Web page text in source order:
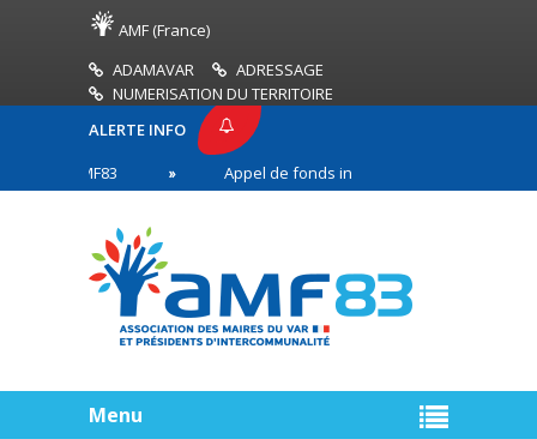
AMF (France)
ADAMAVAR
ADRESSAGE
NUMERISATION DU TERRITOIRE
ALERTE INFO
Appel de fonds incendies de forêt
première ligne
Menu